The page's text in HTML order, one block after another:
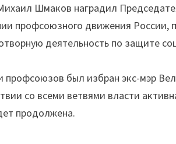
Шмаков наградил
профсоюзного движения России,
деятельность по защите
был избран экс-мэр
со всеми ветвями власти
продолжена.